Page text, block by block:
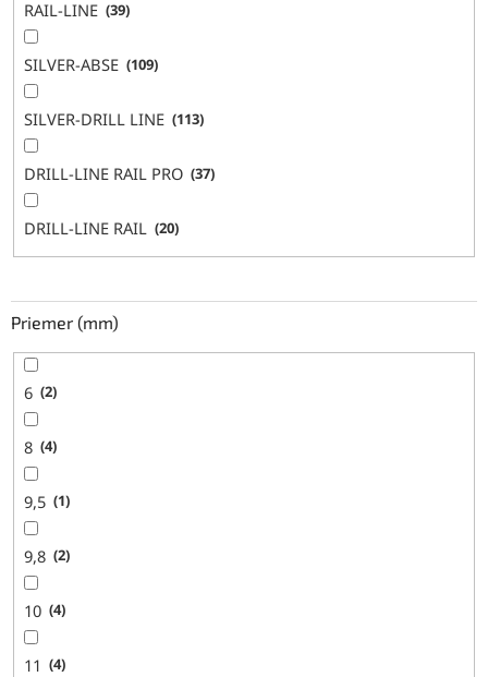
RAIL-LINE 39
SILVER-ABSE 109
SILVER-DRILL LINE 113
DRILL-LINE RAIL PRO 37
DRILL-LINE RAIL 20
Priemer (mm)
6 2
8 4
9,5 1
9,8 2
10 4
11 4